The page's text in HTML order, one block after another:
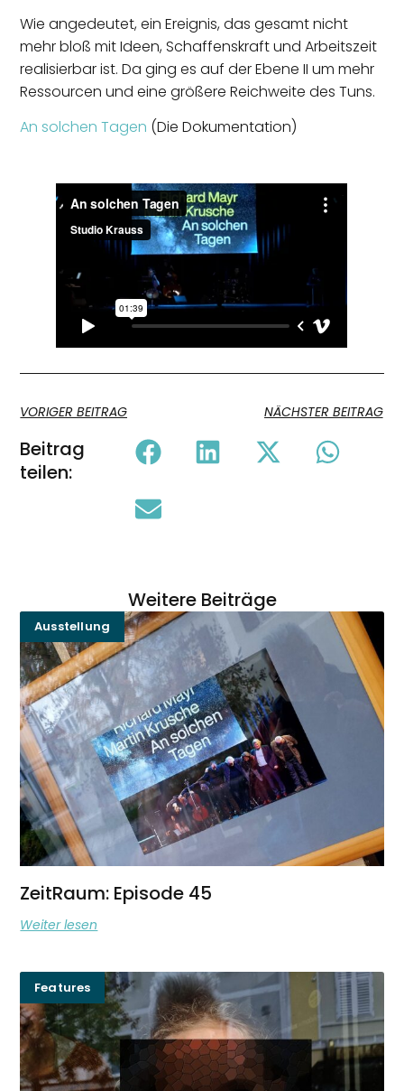
Wie angedeutet, ein Ereignis, das gesamt nicht
mehr bloß mit Ideen, Schaffenskraft und Arbeitszeit
realisierbar ist. Da ging es auf der Ebene II um mehr
Ressourcen und eine größere Reichweite des Tuns.
An solchen Tagen (Die Dokumentation)
VORIGER BEITRAG NÄCHSTER BEITRAG
Beitrag
teilen:
Weitere Beiträge
Ausstellung
ZeitRaum: Episode 45
Weiter lesen
Features